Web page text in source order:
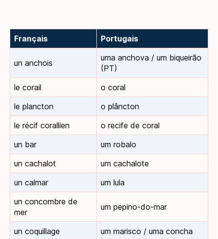
Français Portugais
un anchois
uma anchova / um biqueirão
(PT)
le corail
o coral
le plancton
o plâncton
le récif corallien
o recife de coral
un bar
um robalo
un cachalot
um cachalote
un calmar
um lula
un concombre de
mer
um pepino-do-mar
un coquillage
um marisco / uma concha